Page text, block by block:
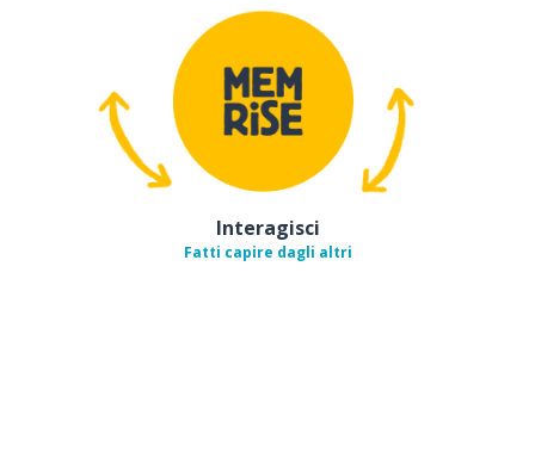
Interagisci
Fatti capire dagli altri